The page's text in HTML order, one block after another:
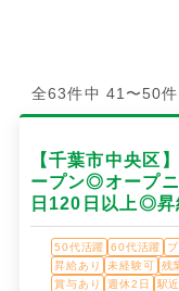
全63件中 41〜50
【千葉市中央区
ープン◎オープ
日120日以上◎昇
50代活躍 60代活躍
昇給あり
未経験可 残
賞与あり
週休2日 駅